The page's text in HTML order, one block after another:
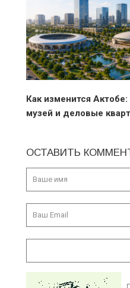
Как изменится
музей и деловые
ОСТАВИТЬ